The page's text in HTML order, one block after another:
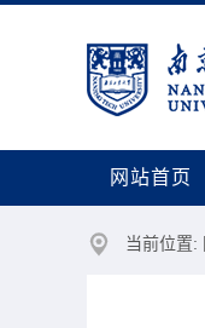
网站首页
当前位置: